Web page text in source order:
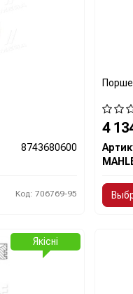
8743680600
Код: 706769-95
4
Якісні